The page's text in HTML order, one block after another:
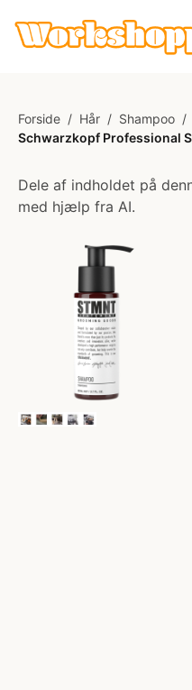
Forside / Hår / Shampoo /
Schwarzkopf Professional
Dele af indholdet på
med hjælp fra AI.